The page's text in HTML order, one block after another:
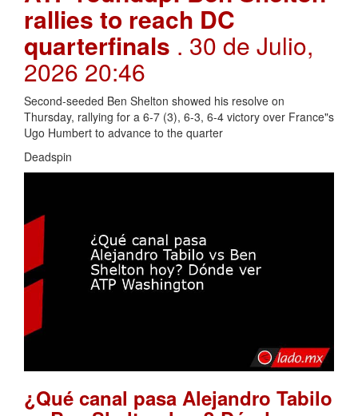
rallies to reach DC
quarterfinals . 30 de Julio,
2026 20:46
Second-seeded Ben Shelton showed his resolve on
Thursday, rallying for a 6-7 (3), 6-3, 6-4 victory over France"s
Ugo Humbert to advance to the quarter
Deadspin
¿Qué canal pasa Alejandro Tabilo